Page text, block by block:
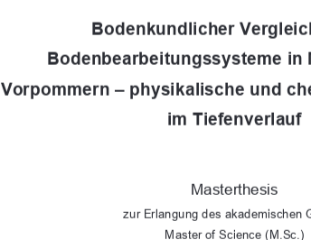
Bodenkundlicher
Bodenbearbeitungssysteme in
Vorpommern – physikalische und
im Tiefenverlauf
Masterthesis
zur Erlangung des akademischen
Master of Science (M.Sc.)